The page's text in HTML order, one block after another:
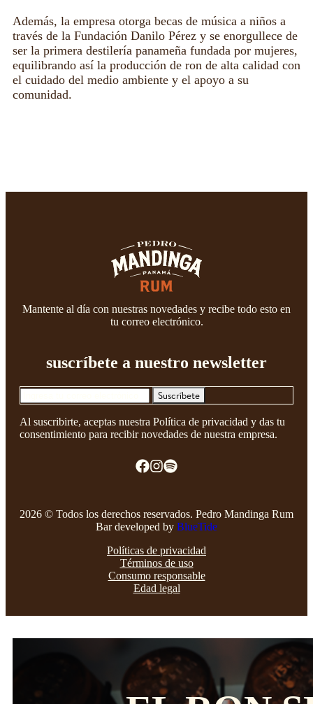
Además, la empresa otorga becas de música a niños a
través de la Fundación Danilo Pérez y se enorgullece de
ser la primera destilería panameña fundada por mujeres,
equilibrando así la producción de ron de alta calidad con
el cuidado del medio ambiente y el apoyo a su
comunidad.
Mantente al día con nuestras novedades y recibe todo esto en
tu correo electrónico.
suscríbete a nuestro newsletter
Suscríbete
Al suscribirte, aceptas nuestra Política de privacidad y das tu
consentimiento para recibir novedades de nuestra empresa.
2026 © Todos los derechos reservados. Pedro Mandinga Rum
Bar developed by BlueTide
Políticas de privacidad
Términos de uso
Consumo responsable
Edad legal